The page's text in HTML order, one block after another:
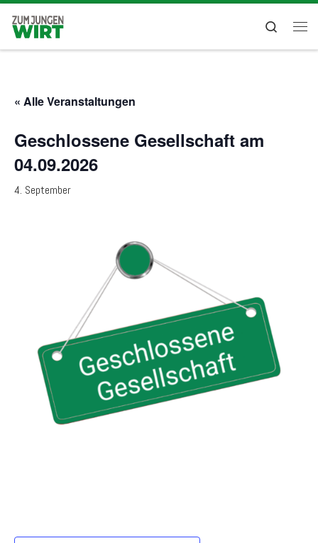
Zum Inhalt springen
Search
« Alle Veranstaltungen
Geschlossene Gesellschaft am
04.09.2026
4. September